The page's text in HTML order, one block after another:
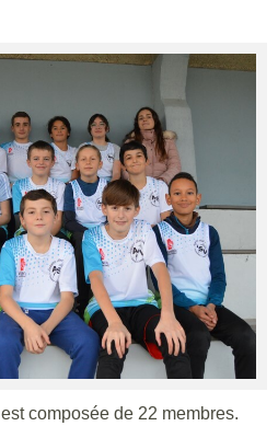
est composée de 22 membres.